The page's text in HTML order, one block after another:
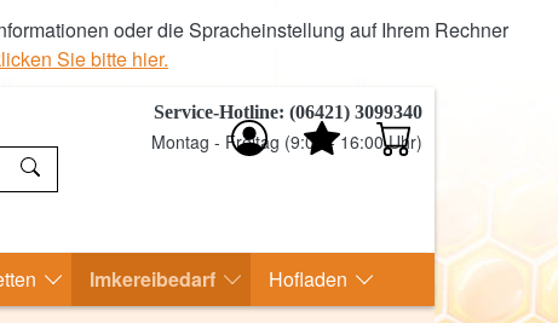
oder die Spracheinstellung auf Ihrem Rechner
Sie bitte hier.
Service-Hotline: (06421) 3099340
Montag - Freitag (9:00 - 16:00 Uhr)
Imkereibedarf Hofladen